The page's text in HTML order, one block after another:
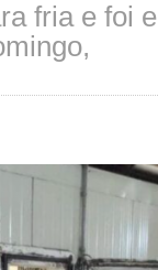
fria e foi